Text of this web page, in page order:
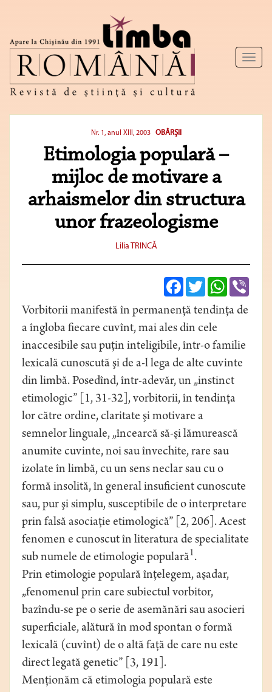
Toggle
Nr. 1, anul XIII, 2003 OBÂRŞII
Etimologia populară –
mijloc de motivare a
arhaismelor din structura
unor frazeologisme
Lilia TRINCĂ
FacebookTwitterWhatsApp
Vorbitorii manifestă în permanenţă tendinţa de
a îngloba fiecare cuvînt, mai ales din cele
inaccesibile sau puţin inteligibile, într-o familie
lexicală cunoscută şi de a-l lega de alte cuvinte
din limbă. Posedînd, într-adevăr, un „instinct
etimologic” [1, 31-32], vorbitorii, în tendinţa
lor către ordine, claritate şi motivare a
semnelor linguale, „încearcă să-şi lămurească
anumite cuvinte, noi sau învechite, rare sau
izolate în limbă, cu un sens neclar sau cu o
formă insolită, în general insuficient cunoscute
sau, pur şi simplu, susceptibile de o interpretare
prin falsă asociaţie etimologică” [2, 206]. Acest
fenomen e cunoscut în literatura de specialitate
sub numele de etimologie populară1.
Prin etimologie populară înţelegem, aşadar,
„fenomenul prin care subiectul vorbitor,
bazîndu-se pe o serie de asemănări sau asocieri
superficiale, alătură în mod spontan o formă
lexicală (cuvînt) de o altă faţă de care nu este
direct legată genetic” [3, 191].
Menţionăm că etimologia populară este